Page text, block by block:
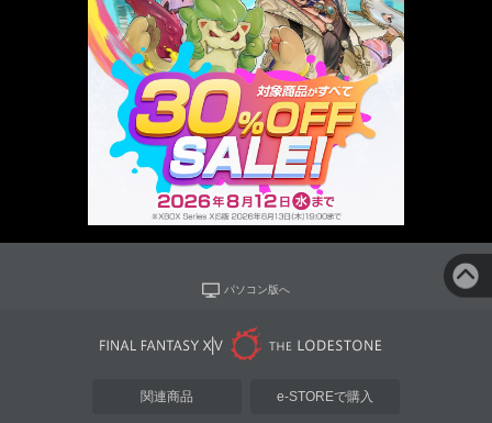
パソコン版へ
関連商品 e-STOREで購入